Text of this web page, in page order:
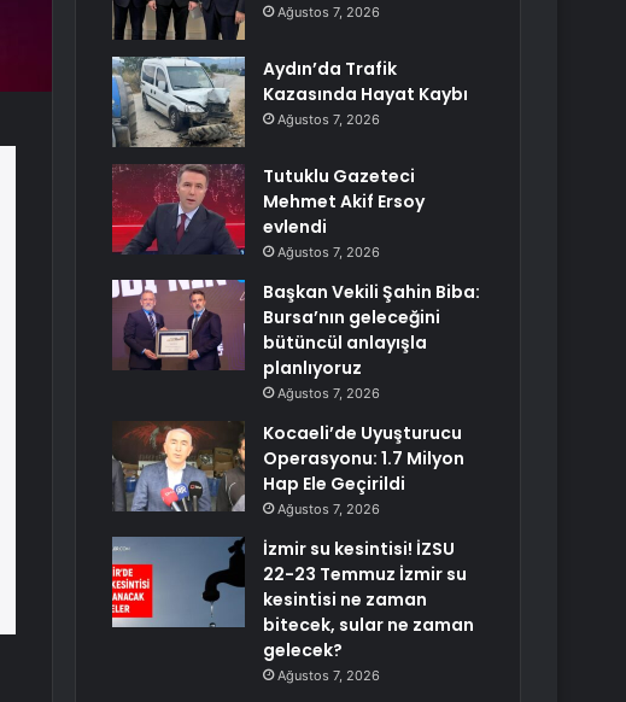
Ağustos 7, 2026
Aydın’da Trafik
Kazasında Hayat Kaybı
Ağustos 7, 2026
Tutuklu Gazeteci
Mehmet Akif Ersoy
evlendi
Ağustos 7, 2026
Başkan Vekili Şahin Biba:
Bursa’nın geleceğini
bütüncül anlayışla
planlıyoruz
Ağustos 7, 2026
Kocaeli’de Uyuşturucu
Operasyonu: 1.7 Milyon
Hap Ele Geçirildi
Ağustos 7, 2026
İzmir su kesintisi! İZSU
22-23 Temmuz İzmir su
kesintisi ne zaman
bitecek, sular ne zaman
gelecek?
Ağustos 7, 2026